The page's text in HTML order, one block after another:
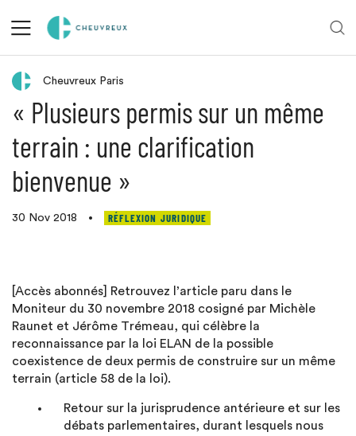
Retour aux actualités
Cheuvreux Paris
« Plusieurs permis sur un même
terrain : une clarification
bienvenue »
30 Nov 2018 • RÉFLEXION JURIDIQUE
[Accès abonnés] Retrouvez l’article paru dans le
Moniteur du 30 novembre 2018 cosigné par Michèle
Raunet et Jérôme Trémeau, qui célèbre la
reconnaissance par la loi ELAN de la possible
coexistence de deux permis de construire sur un même
terrain (article 58 de la loi).
Retour sur la jurisprudence antérieure et sur les
débats parlementaires, durant lesquels nous